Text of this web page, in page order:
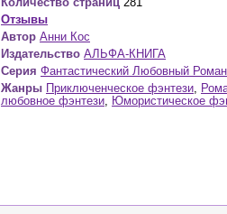
Отзывы
Автор Анни Кос
Издательство АЛЬФА-КНИГА
Серия Фантастический Любовный Роман
Жанры Приключенческое фэнтези,
любовное фэнтези, Юмористическое